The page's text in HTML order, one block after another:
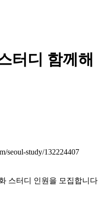
터디 함께해
seoul-study/132224407
스터디 인원을 모집합니다